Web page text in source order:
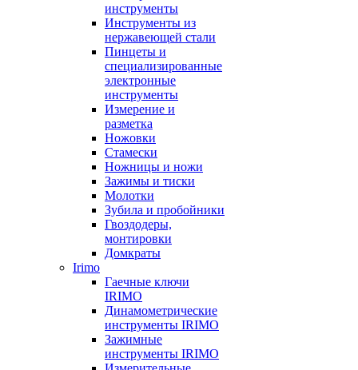
инструменты
Инструменты из
нержавеющей стали
Пинцеты и
специализированные
электронные
инструменты
Измерение и
разметка
Ножовки
Стамески
Ножницы и ножи
Зажимы и тиски
Молотки
Зубила и пробойники
Гвоздодеры,
монтировки
Домкраты
Irimo
Гаечные ключи
IRIMO
Динамометрические
инструменты IRIMO
Зажимные
инструменты IRIMO